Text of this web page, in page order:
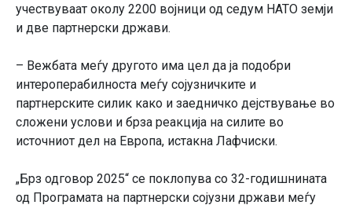
учествуваат околу 2200 војници од седум НАТО земји
и две партнерски држави.
– Вежбата меѓу другото има цел да ја подобри
интероперабилноста меѓу сојузничките и
партнерските силик како и заедничко дејствување во
сложени услови и брза реакција на силите во
источниот дел на Европа, истакна Лафчиски.
„Брз одговор 2025“ се поклопува со 32-годишнината
од Програмата на партнерски сојузни држави меѓу